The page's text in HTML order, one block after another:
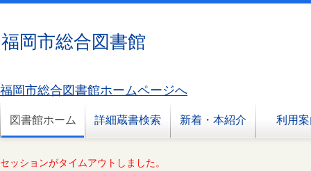
福岡市総合図書館
福岡市総合図書館ホームページへ
図書館ホーム 詳細蔵書検索 新着・本紹介 利用
セッションがタイムアウトしました。